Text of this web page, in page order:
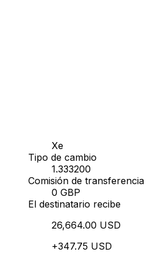
Xe
Tipo de cambio
1.333200
Comisión de transferencia
0 GBP
El destinatario recibe
26,664.00 USD
+347.75 USD